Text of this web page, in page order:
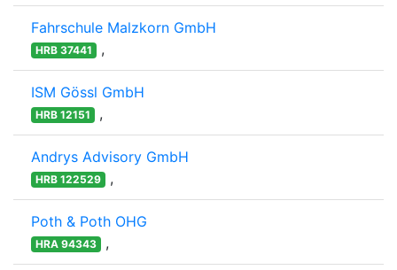
Fahrschule Malzkorn GmbH
HRB 37441 ,
ISM Gössl GmbH
HRB 12151 ,
Andrys Advisory GmbH
HRB 122529 ,
Poth & Poth OHG
HRA 94343 ,